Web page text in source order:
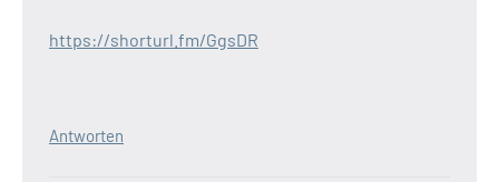
https://shorturl.fm/GgsDR
Antworten